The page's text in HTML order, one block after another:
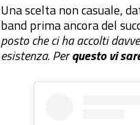
Una scelta non casuale,
band prima ancora del
posto che ci ha accolti
esistenza. Perquesto vi